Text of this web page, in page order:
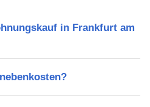
in Frankfurt am